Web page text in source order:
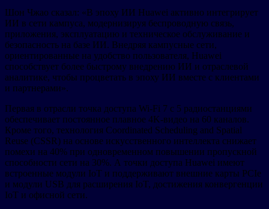
Шон Чжао сказал: «В эпоху ИИ Huawei активно интегрирует
ИИ в сети кампуса, модернизируя беспроводную связь,
приложения, эксплуатацию и техническое обслуживание и
безопасность на базе ИИ. Внедряя кампусные сети,
ориентированные на удобство пользователя, Huawei
способствует более быстрому внедрению ИИ и отраслевой
аналитике, чтобы процветать в эпоху ИИ вместе с клиентами
и партнерами».
Первая в отрасли точка доступа Wi-Fi 7 с 5 радиостанциями
обеспечивает постоянное плавное 4K-видео на 60 каналов.
Кроме того, технология Coordinated Scheduling and Spatial
Reuse (CSSR) на основе искусственного интеллекта снижает
помехи на 40% при одновременном повышении пропускной
способности сети на 30%. А точки доступа Huawei имеют
встроенные модули IoT и поддерживают внешние карты PCIe
и модули USB для расширения IoT, достижения конвергенции
IoT и офисной сети.